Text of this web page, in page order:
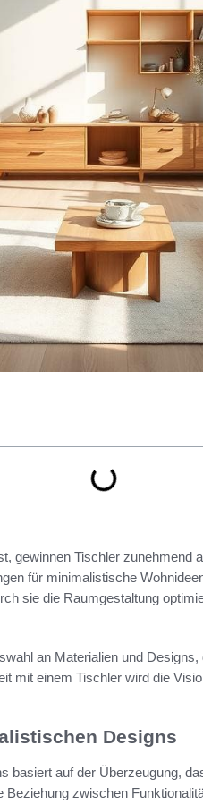
gewinnen Tischler zunehmend
für minimalistische
sie die Raumgestaltung
an Materialien und
mit einem Tischler wird die
Designs
basiert auf der Überzeugung,
zwischen